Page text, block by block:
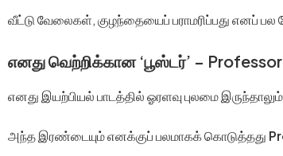
வீட்டு வேலைகள், குழந்தையைப் பராமரிப்பது
எனது வெற்றிக்கான ‘பூஸ்டர்’ –
எனது இயற்பியல் பாடத்தில் ஓரளவு புலமை
அந்த இரண்டையும் எனக்குப் பலமாகக் கொடுத்தது